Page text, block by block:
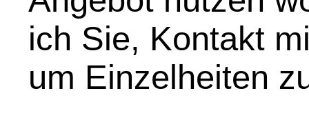
ich Sie, Kontakt
um Einzelheiten